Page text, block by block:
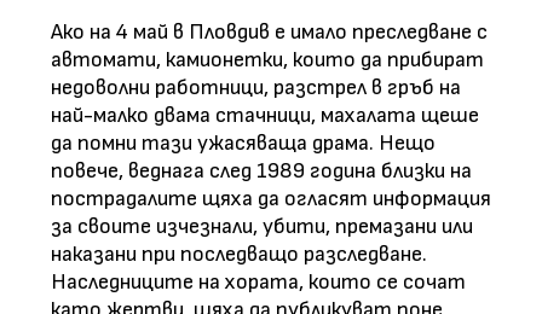
Ако на 4 май в Пловдив е имало преследване с
автомати, камионетки, които да прибират
недоволни работници, разстрел в гръб на
най-малко двама стачници, махалата щеше
да помни тази ужасяваща драма. Нещо
повече, веднага след 1989 година близки на
пострадалите щяха да огласят информация
за своите изчезнали, убити, премазани или
наказани при последващо разследване.
Наследниците на хората, които се сочат